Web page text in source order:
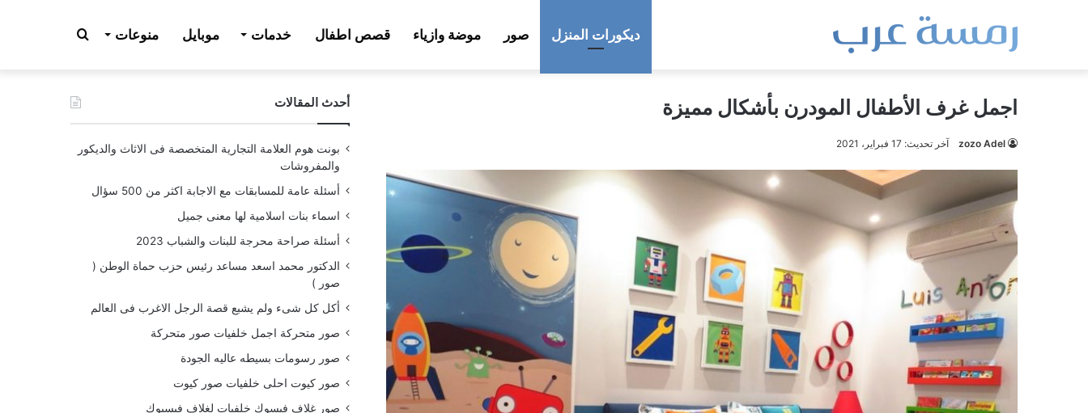
ديكورات المنزل صور موضة وازياء قصص اطفال خدمات موبايل منوعات بحث
عن اجمل غرف الأطفال المودرن بأشكال مميزة
zozo Adel آخر تحديث: 17 فبراير، 2021
أحدث المقالات
بونت هوم العلامة التجارية المتخصصة فى الاثاث والديكور
والمفروشات
أسئلة عامة للمسابقات مع الاجابة اكثر من 500 سؤال
اسماء بنات اسلامية لها معنى جميل
أسئلة صراحة محرجة للبنات والشباب 2023
الدكتور محمد اسعد مساعد رئيس حزب حماة الوطن (
صور )
أكل كل شىء ولم يشبع قصة الرجل الاغرب فى العالم
صور متحركة اجمل خلفيات صور متحركة
صور رسومات بسيطه عاليه الجودة
صور كيوت احلى خلفيات صور كيوت
صور غلاف فيسوك خلفيات لغلاف فيسبوك